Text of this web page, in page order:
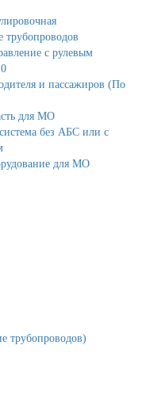
с рулевым
и пассажиров (По
для МО
без АБС или с
для МО
трубопроводов)